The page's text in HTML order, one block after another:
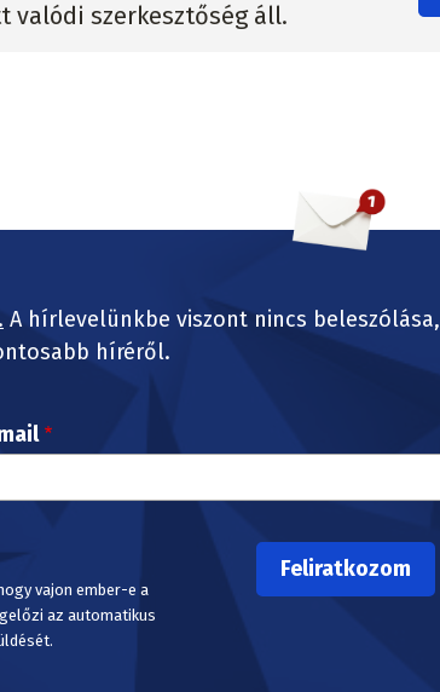
valódi szerkesztőség áll.
A hírlevelünkbe viszont nincs beleszólása,
híréről.
vajon ember-e a
az automatikus